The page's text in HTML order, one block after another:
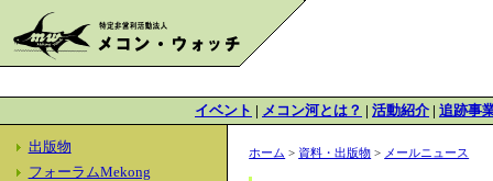
イベント | メコン河とは？ | 活動紹介 | 追跡事
出版物
フォーラムMekong
ホーム > 資料・出版物 > メールニュース